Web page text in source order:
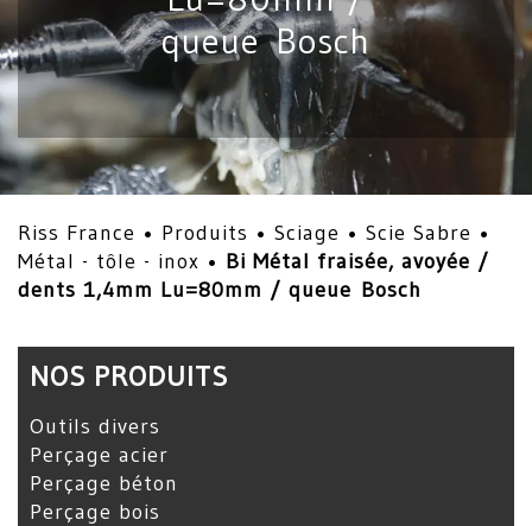
queue Bosch
Riss France • Produits • Sciage • Scie Sabre •
Métal - tôle - inox • Bi Métal fraisée, avoyée /
dents 1,4mm Lu=80mm / queue Bosch
NOS PRODUITS
Outils divers
Perçage acier
Perçage béton
Perçage bois